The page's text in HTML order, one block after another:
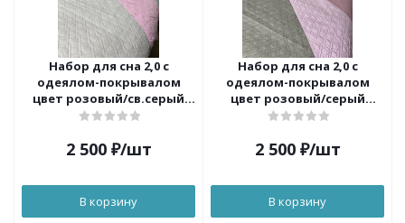
Набор для сна 2,0 с
одеялом-покрывалом
цвет розовый/св.серый
ОРХИДЕЯ
2 500₽/шт
В корзину
Набор для сна 2,0 с
одеялом-покрывалом
цвет розовый/серый
ОРХИДЕЯ
2 500₽/шт
В корзину